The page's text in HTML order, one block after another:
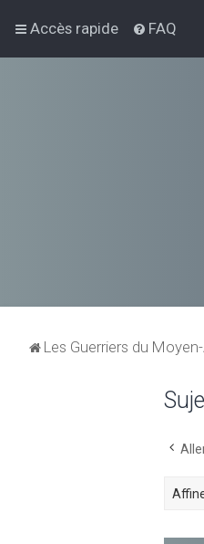
Accès rapide FAQ
Les Guerriers du